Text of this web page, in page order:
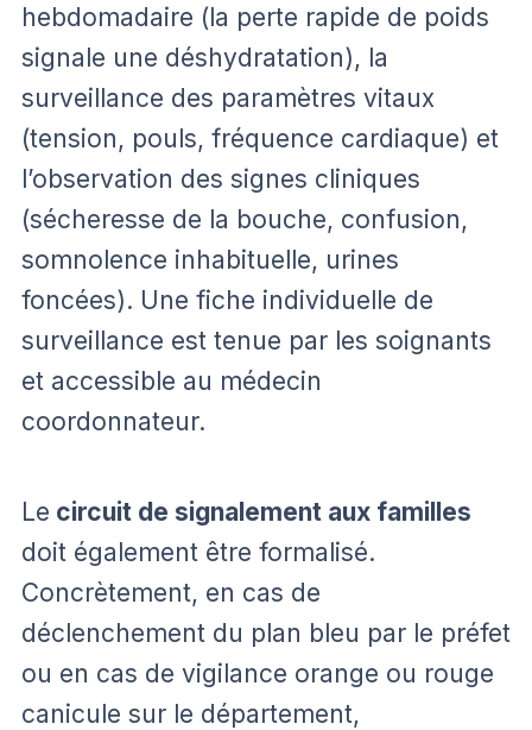
hebdomadaire (la perte rapide de poids
signale une déshydratation), la
surveillance des paramètres vitaux
(tension, pouls, fréquence cardiaque) et
l’observation des signes cliniques
(sécheresse de la bouche, confusion,
somnolence inhabituelle, urines
foncées). Une fiche individuelle de
surveillance est tenue par les soignants
et accessible au médecin
coordonnateur.
Le circuit de signalement aux familles
doit également être formalisé.
Concrètement, en cas de
déclenchement du plan bleu par le préfet
ou en cas de vigilance orange ou rouge
canicule sur le département,